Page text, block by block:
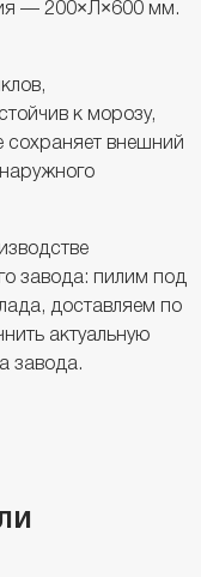
— 200×Л×600 мм.
к морозу,
сохраняет внешний
завода: пилим под
доставляем по
актуальную
завода.